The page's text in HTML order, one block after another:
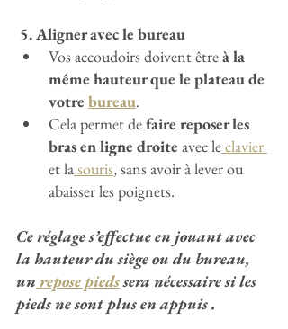
5. Aligner avec le bureau
Vos accoudoirs doivent être à la
même hauteur que le plateau de
votre bureau.
Cela permet de faire reposer les
bras en ligne droite avec le clavier
et la souris, sans avoir à lever ou
abaisser les poignets.
Ce réglage s’effectue en jouant avec
la hauteur du siège ou du bureau,
un repose pieds sera nécessaire si les
pieds ne sont plus en appuis .